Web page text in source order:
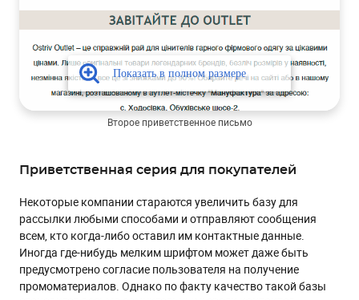
Второе приветственное письмо
Приветственная серия для покупателей
Некоторые компании стараются увеличить базу для
рассылки любыми способами и отправляют сообщения
всем, кто когда-либо оставил им контактные данные.
Иногда где-нибудь мелким шрифтом может даже быть
предусмотрено согласие пользователя на получение
промоматериалов. Однако по факту качество такой базы